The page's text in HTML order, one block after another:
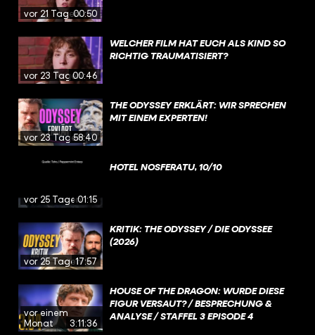
vor 21 Tagen00:50
vor 23 Tagen00:46
WELCHER FILM HAT EUCH ALS KIND SO
RICHTIG TRAUMATISIERT?
vor 23 Tagen58:40
THE ODYSSEY ERKLÄRT: WIR SPRECHEN
MIT EINEM EXPERTEN!
vor 25 Tagen01:15
HOTEL NOSFERATU, 10/10
vor 25 Tagen17:57
KRITIK: THE ODYSSEY / DIE ODYSSEE
(2026)
vor einem
Monat
3:11:36
HOUSE OF THE DRAGON: WURDE DIESE
FIGUR VERSAUT? / BESPRECHUNG &
ANALYSE / STAFFEL 3 EPISODE 4